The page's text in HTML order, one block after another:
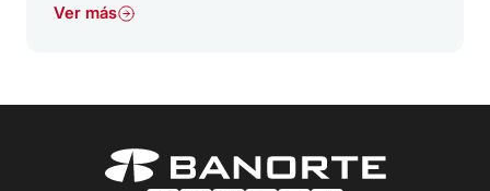
Ver más